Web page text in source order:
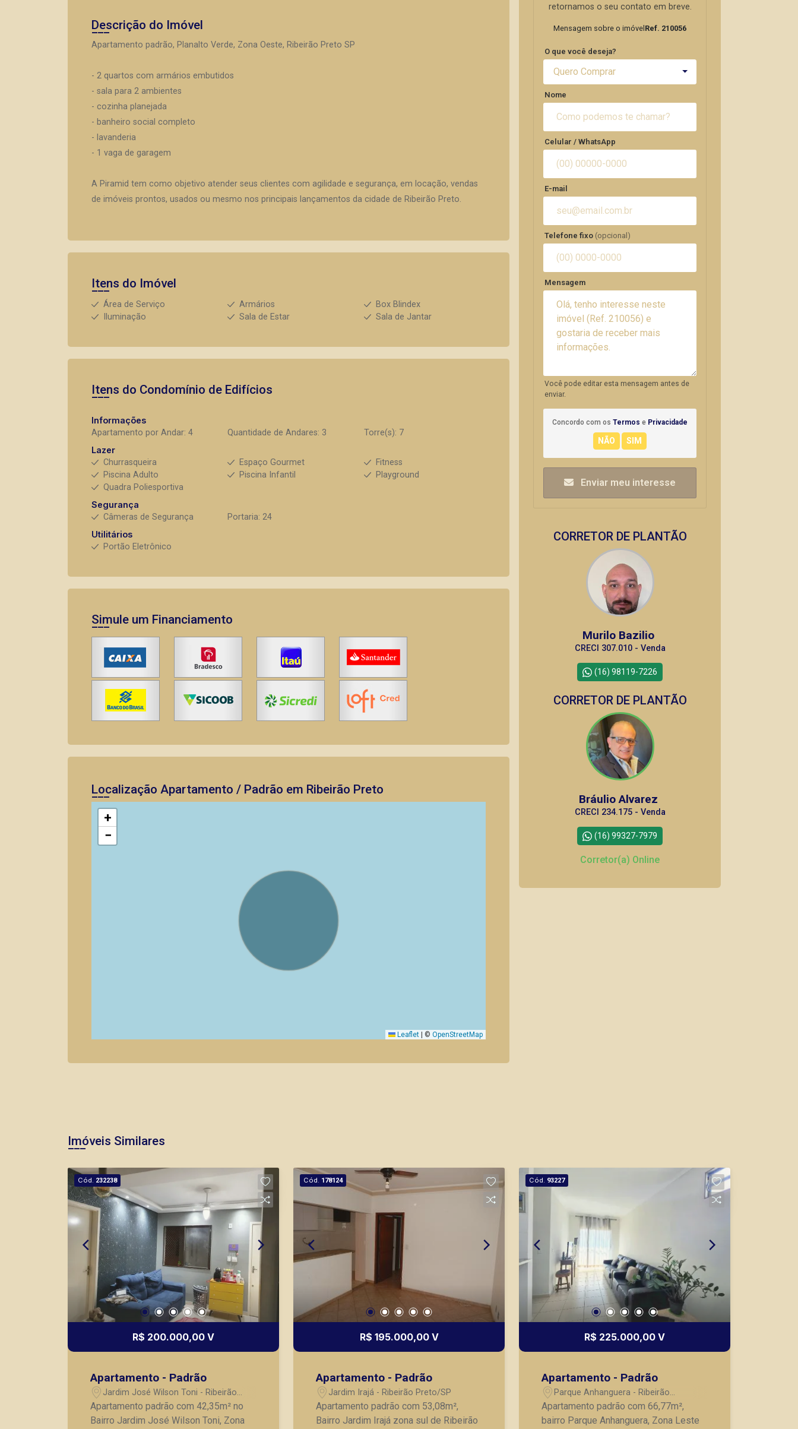
Descrição do Imóvel
Apartamento padrão, Planalto Verde, Zona Oeste, Ribeirão Preto SP
- 2 quartos com armários embutidos
- sala para 2 ambientes
- cozinha planejada
- banheiro social completo
- lavanderia
- 1 vaga de garagem
A Piramid tem como objetivo atender seus clientes com agilidade e segurança, em locação, vendas
de imóveis prontos, usados ou mesmo nos principais lançamentos da cidade de Ribeirão Preto.
Itens do Imóvel
Área de Serviço Armários
Box Blindex
Iluminação
Sala de Estar Sala de Jantar
Itens do Condomínio de Edifícios
Informações
Apartamento por Andar: 4
Quantidade de Andares: 3
Torre(s): 7
Lazer
Churrasqueira
Espaço Gourmet
Fitness
Piscina Adulto
Piscina Infantil
Playground
Quadra Poliesportiva
Segurança
Câmeras de Segurança
Portaria: 24
Utilitários
Portão Eletrônico
Simule um Financiamento
Localização Apartamento / Padrão em Ribeirão Preto
+
−
Leaflet © OpenStreetMap
retornamos o seu contato em breve.
Mensagem sobre o imóvel Ref. 210056
O que você deseja?
Quero Comprar
Nome
Celular / WhatsApp
E-mail
Telefone fixo (opcional)
Mensagem
Você pode editar esta mensagem antes de
enviar.
Concordo com os Termos e Privacidade
Enviar meu interesse
CORRETOR DE PLANTÃO
Murilo Bazilio
CRECI 307.010 - Venda
(16) 98119-7226
CORRETOR DE PLANTÃO
Bráulio Alvarez
CRECI 234.175 - Venda
(16) 99327-7979
Corretor(a) Online
CORRETOR DE PLANTÃO
Thamiris Leandra Benevides
CORRETOR DE PLANTÃO
Fátima Spadaro
CRECI 119074 - Venda
CORRETOR DE PLANTÃO
Imóveis Similares
Cód. 232238
R$ 200.000,00 V
Apartamento - Padrão
Jardim José Wilson Toni - Ribeirão
Preto/SP
Apartamento padrão com 42,35m² no
Bairro Jardim José Wilson Toni, Zona
Cód. 178124
R$ 195.000,00 V
Apartamento - Padrão
Jardim Irajá - Ribeirão Preto/SP
Apartamento padrão com 53,08m²,
Bairro Jardim Irajá zona sul de Ribeirão
Cód. 93227
R$ 225.000,00 V
Apartamento - Padrão
Parque Anhanguera - Ribeirão
Preto/SP
Apartamento padrão com 66,77m²,
bairro Parque Anhanguera, Zona Leste